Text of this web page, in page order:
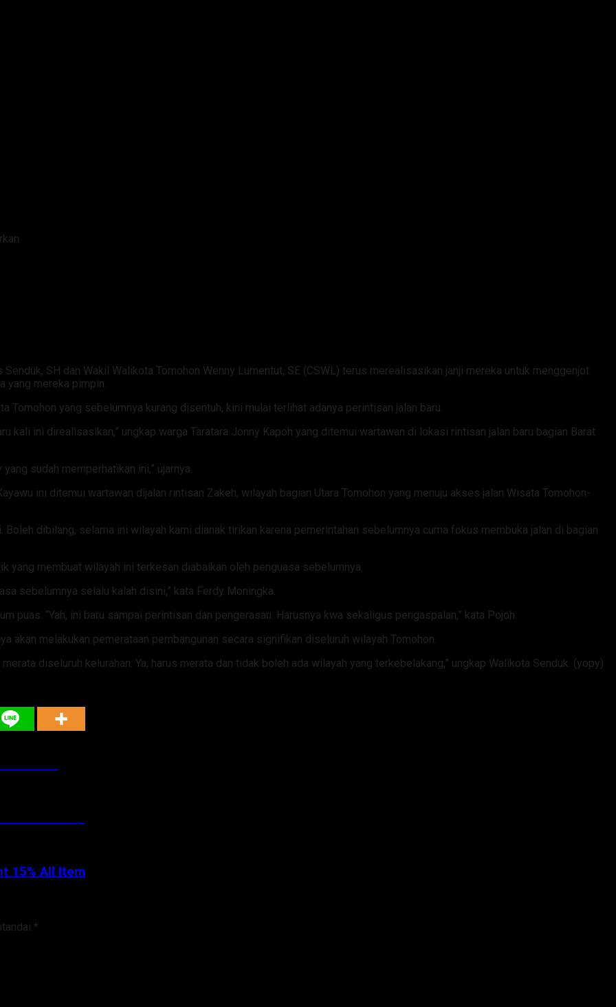
SH dan Wakil Walikota Tomohon Wenny Lumentut, SE (CSWL) terus merealisasikan janji mereka untuk menggenjot
yang mereka pimpin.
Tomohon yang sebelumnya kurang disentuh, kini mulai terlihat adanya perintisan jalan baru.
kali ini direalisasikan,” ungkap warga Taratara Jonny Kapoh yang ditemui wartawan di lokasi rintisan jalan baru bagian Barat
sudah memperhatikan ini,” ujarnya.
ini ditemui wartawan dijalan rintisan Zakeh, wilayah bagian Utara Tomohon yang menuju akses jalan Wisata Tomohon-
Boleh dibilang, selama ini wilayah kami dianak tirikan karena pemerintahan sebelumnya cuma fokus membuka jalan di bagian
yang membuat wilayah ini terkesan diabaikan oleh penguasa sebelumnya.
sebelumnya selalu kalah disini,” kata Ferdy Moningka.
puas. “Yah, ini baru sampai perintisan dan pengerasan. Harusnya kwa sekaligus pengaspalan,” kata Pojoh.
akan melakukan pemerataan pembangunan secara signifikan diseluruh wilayah Tomohon.
diseluruh kelurahan. Ya, harus merata dan tidak boleh ada wilayah yang terkebelakang,” ungkap Walikota Senduk. (yopy)
15% All Item
*